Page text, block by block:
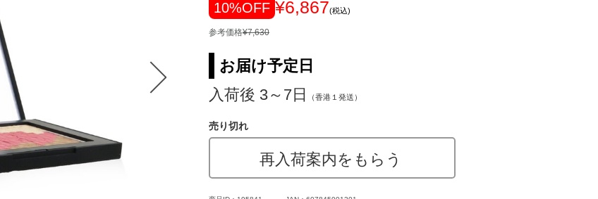
10%OFF ¥6,867(税込)
参考価格¥7,630
お届け予定日
入荷後 3～7日
（香港１発送）
売り切れ
再入荷案内をもらう